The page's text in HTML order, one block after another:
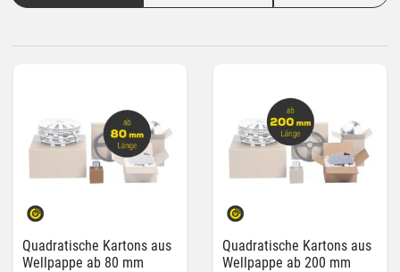
Quadratische Kartons aus
Wellpappe ab 80 mm
Quadratische Kartons aus
Wellpappe ab 200 mm